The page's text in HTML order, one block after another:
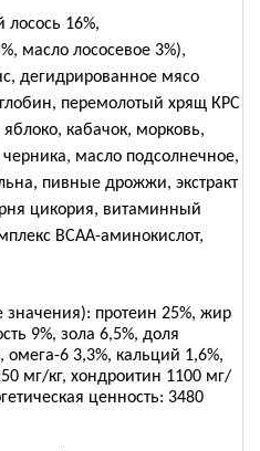
лосось 16%,
масло лососевое 3%),
дегидрированное мясо
перемолотый хрящ КРС
кабачок, морковь,
масло подсолнечное,
пивные дрожжи, экстракт
цикория, витаминный
ВСАА-аминокислот,
значения): протеин 25%, жир
9%, зола 6,5%, доля
6 3,3%, кальций 1,6%,
мг/кг, хондроитин 1100 мг/
ценность: 3480